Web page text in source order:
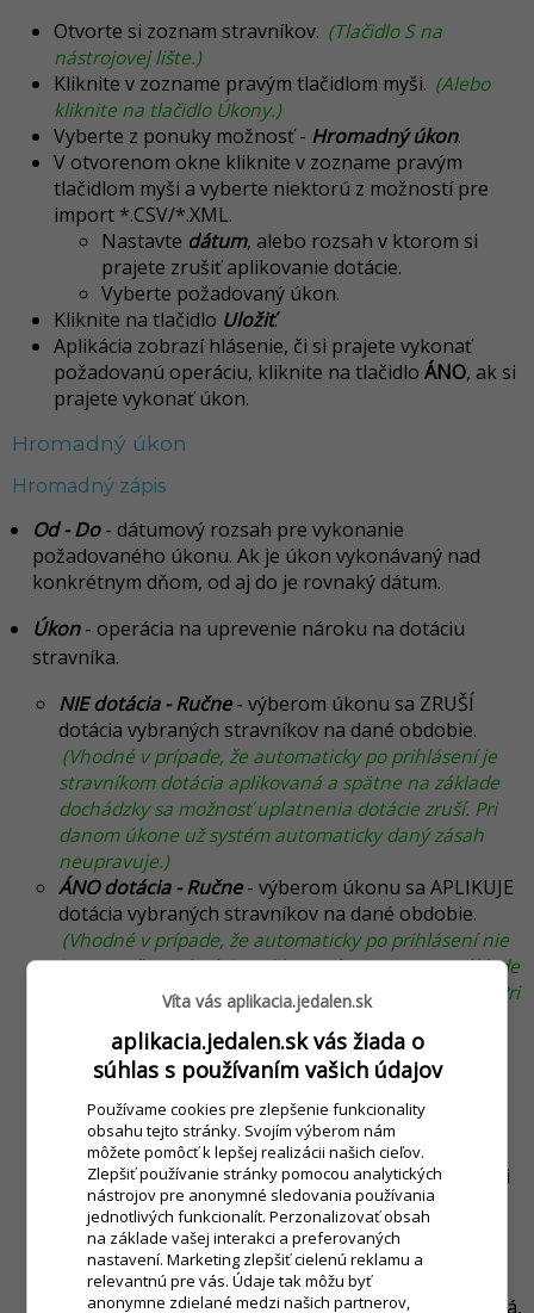
Otvorte si zoznam stravníkov. (Tlačidlo S na
nástrojovej lište.)
Kliknite v zozname pravým tlačidlom myši. (Alebo
kliknite na tlačidlo Úkony.)
Vyberte z ponuky možnosť - Hromadný úkon.
V otvorenom okne kliknite v zozname pravým
tlačidlom myši a vyberte niektorú z možností pre
import *.CSV/*.XML.
Nastavte dátum, alebo rozsah v ktorom si
prajete zrušiť aplikovanie dotácie.
Vyberte požadovaný úkon.
Kliknite na tlačidlo Uložiť.
Aplikácia zobrazí hlásenie, či si prajete vykonať
požadovanú operáciu, kliknite na tlačidlo ÁNO, ak si
prajete vykonať úkon.
Hromadný úkon
Hromadný zápis
Od - Do- dátumový rozsah pre vykonanie
požadovaného úkonu. Ak je úkon vykonávaný nad
konkrétnym dňom, od aj do je rovnaký dátum.
Úkon- operácia na uprevenie nároku na dotáciu
stravníka.
NIE dotácia - Ručne- výberom úkonu sa ZRUŠÍ
dotácia vybraných stravníkov na dané obdobie.
(Vhodné v prípade, že automaticky po prihlásení je
stravníkom dotácia aplikovaná a spätne na základe
dochádzky sa možnosť uplatnenia dotácie zruší. Pri
danom úkone už systém automaticky daný zásah
neupravuje.)
ÁNO dotácia - Ručne- výberom úkonu sa APLIKUJE
dotácia vybraných stravníkov na dané obdobie.
(Vhodné v prípade, že automaticky po prihlásení nie
je stravníkom dotácia aplikovaná a spätne na základe
dochádzky sa možnosť uplatnenia dotácie aplikuje.
Pri
danom úkone už systém automaticky daný zásah
neupravuje.)
PRED dotácia - Auto- v prípade nastavenia
vyhodnotenia, systém na základe nastavenia
vyhodnocuje, či stravník odobral/neodobral jedlo,
alebo bol/nebol v škole, prípadne kombinácia
oboch možností a na základe toho automaticky pri
vytváraní výkazu na konci mesiaca vyhodnocuje, či
stravník má, resp. nemá nárok na dotáciu.
Výdaj stravy - ak sa používa čipový systém je v
aplikácii možné nastaviť, že dotácia môže byť
vyhodnotená na základe výdaja stravy. To znamená,
Víta vás aplikacia.jedalen.sk
aplikacia.jedalen.sk vás žiada o
súhlas s používaním vašich údajov
Používame cookies pre zlepšenie funkcionality
obsahu tejto stránky. Svojím výberom nám
môžete pomôcť k lepšej realizácii našich cieľov.
Zlepšiť používanie stránky pomocou analytických
nástrojov pre anonymné sledovania používania
jednotlivých funkcionalít. Perzonalizovať obsah
na základe vašej interakci a preferovaných
nastavení. Marketing zlepšiť cielenú reklamu a
relevantnú pre vás. Údaje tak môžu byť
anonymne zdielané medzi našich partnerov,